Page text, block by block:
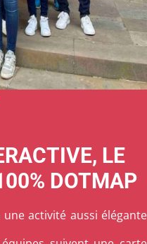
LE
DOTMAP
une activité aussi élégante